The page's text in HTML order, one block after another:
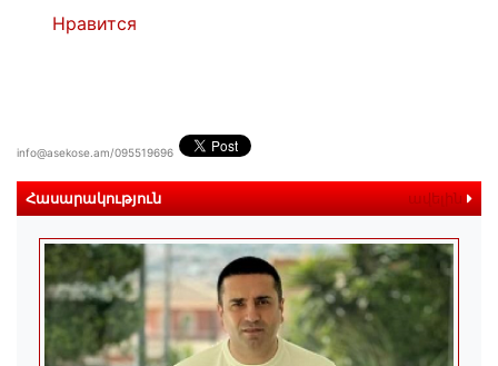
Нравится
info@asekose.am/095519696
Հասարակություն ավելին